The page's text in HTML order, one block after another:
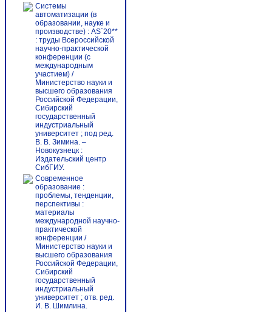
Системы
автоматизации (в
образовании, науке и
производстве) : AS`20**
: труды Всероссийской
научно-практической
конференции (с
международным
участием) /
Министерство науки и
высшего образования
Российской Федерации,
Сибирский
государственный
индустриальный
университет ; под ред.
В. В. Зимина. –
Новокузнецк :
Издательский центр
СибГИУ.
Современное
образование :
проблемы, тенденции,
перспективы :
материалы
международной научно-
практической
конференции /
Министерство науки и
высшего образования
Российской Федерации,
Сибирский
государственный
индустриальный
университет ; отв. ред.
И. В. Шимлина.